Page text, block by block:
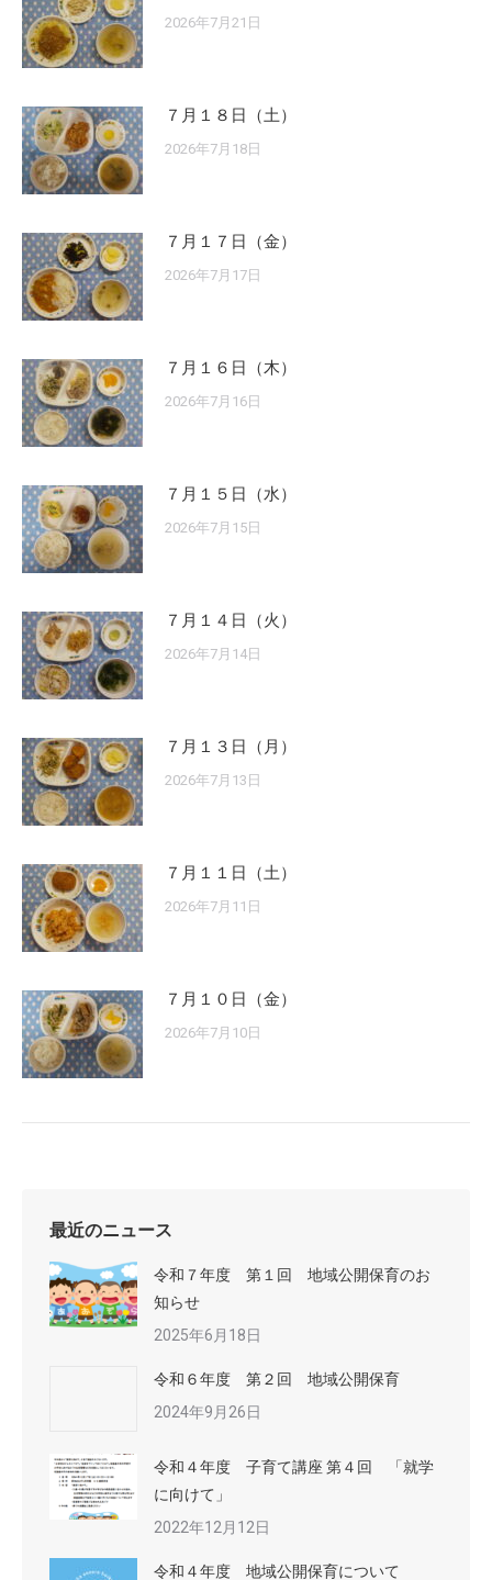
2026年7月21日
７月１８日（土）
2026年7月18日
７月１７日（金）
2026年7月17日
７月１６日（木）
2026年7月16日
７月１５日（水）
2026年7月15日
７月１４日（火）
2026年7月14日
７月１３日（月）
2026年7月13日
７月１１日（土）
2026年7月11日
７月１０日（金）
2026年7月10日
最近のニュース
令和７年度 第１回 地域公開保育のお
知らせ
2025年6月18日
令和６年度 第２回 地域公開保育
2024年9月26日
令和４年度 子育て講座 第４回 「就学
に向けて」
2022年12月12日
令和４年度 地域公開保育について